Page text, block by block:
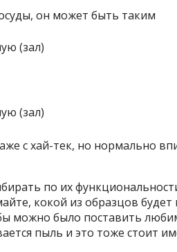
он может быть таким
с хай-тек, но нормально
по их
кокой из образцов будет
можно было поставить
пыль и это тоже стоит